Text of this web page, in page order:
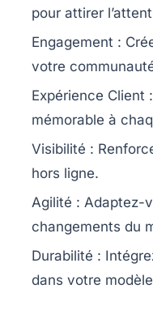
pour attirer
Engagement :
votre
Expérience Client
mémorable à
Visibilité :
hors ligne.
Agilité : Adaptez-
changements du
Durabilité :
dans votre